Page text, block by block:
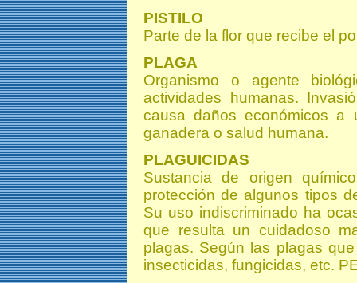
PISTILO
Parte de la flor que recibe el
PLAGA
Organismo o agente
actividades humanas.
causa daños económicos a
ganadera o salud humana.
PLAGUICIDAS
Sustancia de origen
protección de algunos tipos
Su uso indiscriminado ha
que resulta un cuidadoso
plagas. Según las plagas
insecticidas, fungicidas, etc.